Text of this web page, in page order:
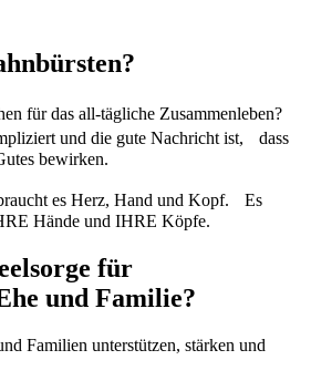
für das all-tägliche Zusammenleben?
und die gute Nachricht ist, dass
bewirken.
es Herz, Hand und Kopf. Es
Hände und IHRE Köpfe.
für
und Familie?
Familien unterstützen, stärken und